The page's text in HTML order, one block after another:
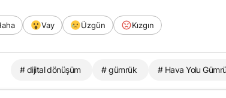
Vay Üzgün Kızgın
# dijital dönüşüm # gümrük # Hava Yolu